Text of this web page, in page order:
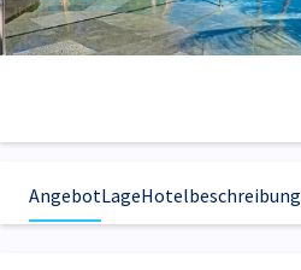
AngebotLageHotelbeschreibung